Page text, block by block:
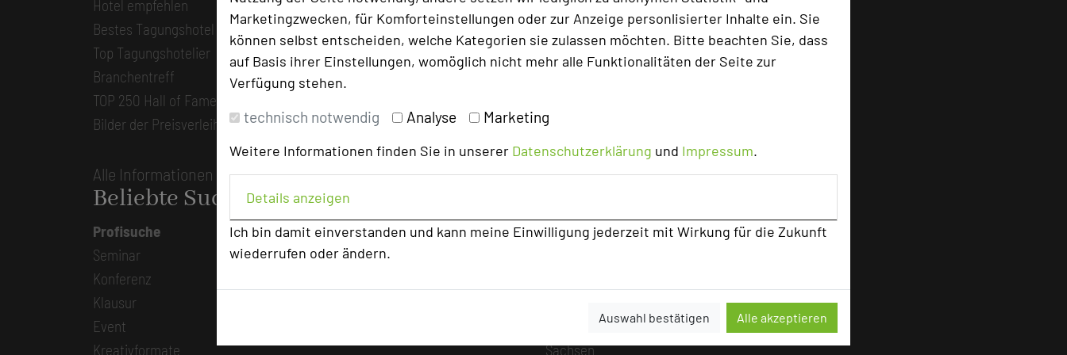
Marketingzwecken, für Komforteinstellungen oder zur Anzeige personlisierter Inhalte ein. Sie
können selbst entscheiden, welche Kategorien sie zulassen möchten. Bitte beachten Sie, dass
auf Basis ihrer Einstellungen, womöglich nicht mehr alle Funktionalitäten der Seite zur
Verfügung stehen.
technisch notwendig Analyse Marketing
Weitere Informationen finden Sie in unserer Datenschutzerklärung und Impressum.
Details anzeigen
Ich bin damit einverstanden und kann meine Einwilligung jederzeit mit Wirkung für die Zukunft
wiederrufen oder ändern.
Auswahl bestätigen Alle akzeptieren
Hotel empfehlen
Bestes Tagungshotel 2026
Top Tagungshotelier
Branchentreff
TOP 250 Hall of Fame
Bilder der Preisverleihung
Alle Informationen
Beliebte Suchlisten
Profisuche
Seminar
Konferenz
Klausur
Event
Kreativformate
Alle Informationen
Beliebte Suchlisten
Baden-Württemberg
Berlin
Bremen
Mecklenburg-Vorpommern
Sachsen